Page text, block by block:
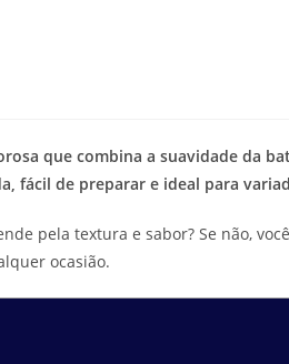
que combina a suavidade da
fácil de preparar e ideal para
pela textura e sabor? Se não,
ocasião.